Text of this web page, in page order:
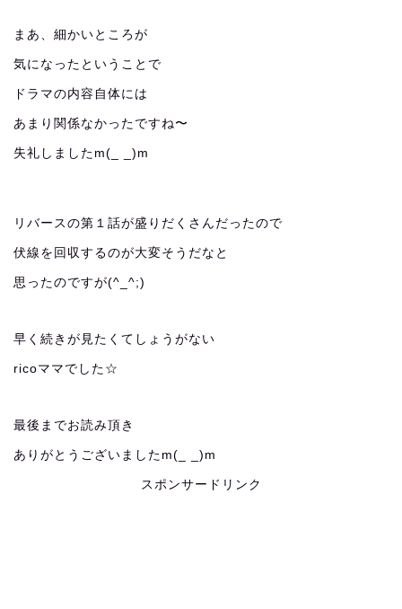
まあ、細かいところが
気になったということで
ドラマの内容自体には
あまり関係なかったですね〜
失礼しましたm(_ _)m
リバースの第１話が盛りだくさんだったので
伏線を回収するのが大変そうだなと
思ったのですが(^_^;)
早く続きが見たくてしょうがない
ricoママでした☆
最後までお読み頂き
ありがとうございましたm(_ _)m
スポンサードリンク